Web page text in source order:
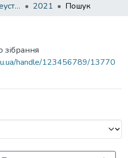
193 Геодезія та землеустрій. Геоінформаційні системи і технології
2021 Пошук
зібрання
handle/123456789/13770